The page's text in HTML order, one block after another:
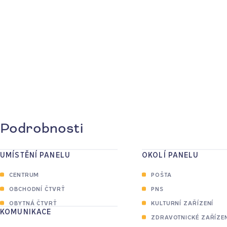
Podrobnosti
UMÍSTĚNÍ PANELU
CENTRUM
OBCHODNÍ ČTVRŤ
OBYTNÁ ČTVRŤ
KOMUNIKACE
OKOLÍ PANELU
POŠTA
PNS
KULTURNÍ ZAŘÍZENÍ
ZDRAVOTNICKÉ